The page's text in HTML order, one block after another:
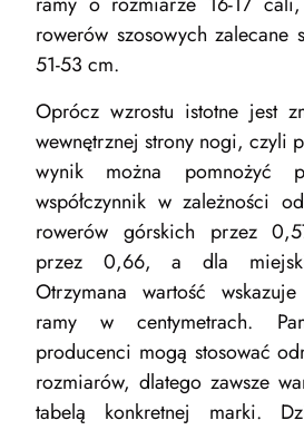
rowerów szosowych zalecane
51-53 cm.
Oprócz wzrostu istotne jest
wewnętrznej strony nogi, czyli
wynik można pomnożyć
współczynnik w zależności
rowerów górskich przez
przez 0,66, a dla
Otrzymana wartość
ramy w centymetrach.
producenci mogą stosować
rozmiarów, dlatego zawsze
tabelą konkretnej marki.